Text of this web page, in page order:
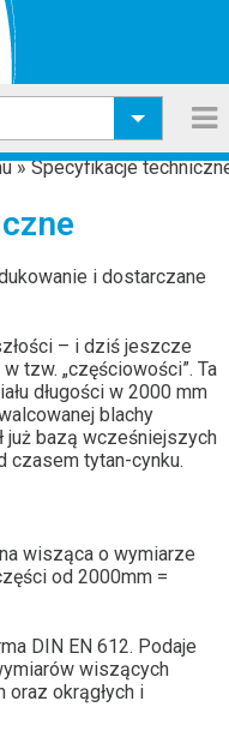
»Specyfikacje
i dostarczane
– i dziś jeszcze
tzw. „częściowości”. Ta
długości w 2000 mm
blachy
już bazą wcześniejszych
czasem tytan-cynku.
wisząca o wymiarze
od 2000mm =
DIN EN 612. Podaje
wiszących
oraz okrągłych i